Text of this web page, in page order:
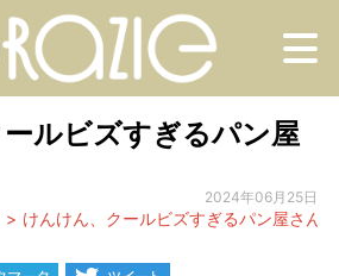
ルビズすぎるパン屋
2024年06月25日
けんけん、クールビズすぎるパン屋さん